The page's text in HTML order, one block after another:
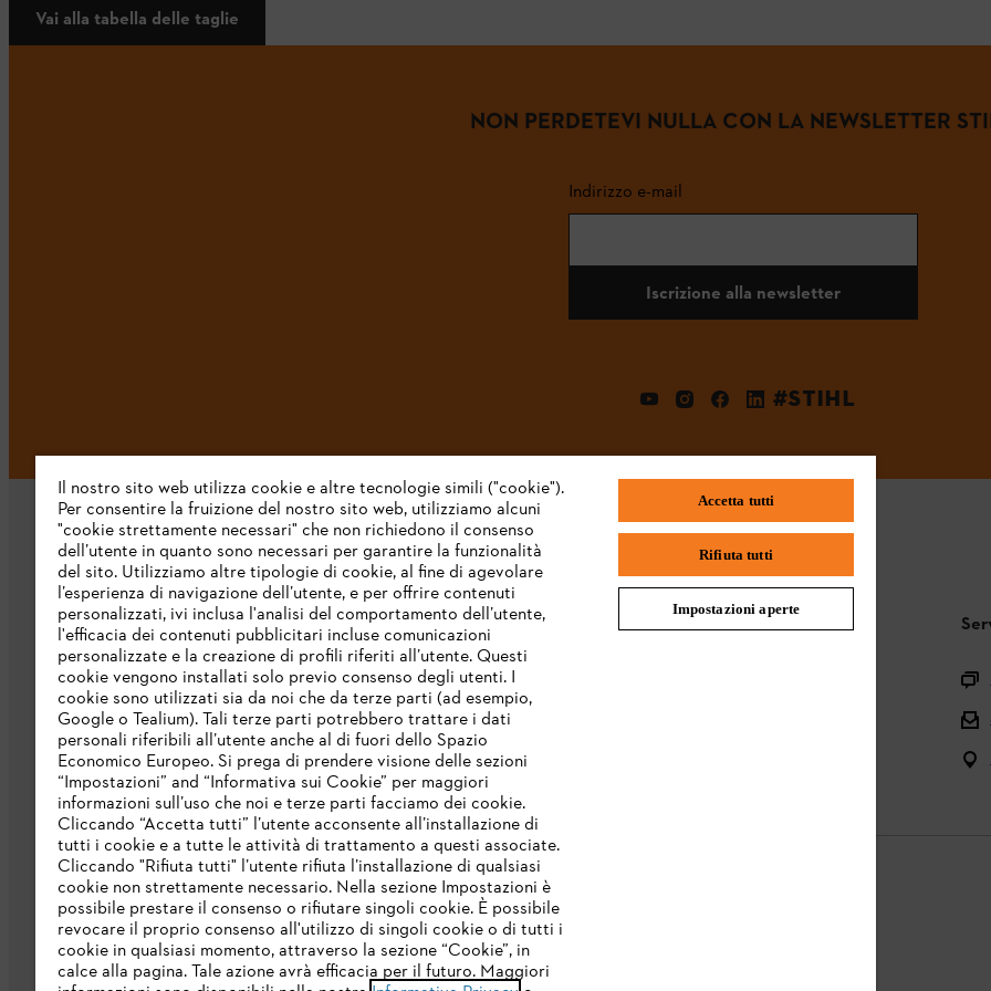
Vai alla tabella delle taglie
NON PERDETEVI NULLA CON LA NEWSLETTER
Indirizzo e-mail
Iscrizione alla newsletter
#STIHL
L’azienda
Chi siamo
Scarica il catalogo
STIHL Integrity Line
STIHL FAQ
Termini e condizioni generali Privacy policy Note legali
Il nostro sito web utilizza cookie e altre tecnologie simili ("cookie").
Per consentire la fruizione del nostro sito web, utilizziamo alcuni
"cookie strettamente necessari" che non richiedono il consenso
dell’utente in quanto sono necessari per garantire la funzionalità
del sito. Utilizziamo altre tipologie di cookie, al fine di agevolare
l’esperienza di navigazione dell’utente, e per offrire contenuti
personalizzati, ivi inclusa l'analisi del comportamento dell’utente,
l'efficacia dei contenuti pubblicitari incluse comunicazioni
personalizzate e la creazione di profili riferiti all’utente. Questi
cookie vengono installati solo previo consenso degli utenti. I
cookie sono utilizzati sia da noi che da terze parti (ad esempio,
Google o Tealium). Tali terze parti potrebbero trattare i dati
personali riferibili all’utente anche al di fuori dello Spazio
Economico Europeo. Si prega di prendere visione delle sezioni
“Impostazioni” and “Informativa sui Cookie” per maggiori
informazioni sull’uso che noi e terze parti facciamo dei cookie.
Cliccando “Accetta tutti” l’utente acconsente all’installazione di
tutti i cookie e a tutte le attività di trattamento a questi associate.
Cliccando "Rifiuta tutti" l’utente rifiuta l’installazione di qualsiasi
cookie non strettamente necessario. Nella sezione Impostazioni è
possibile prestare il consenso o rifiutare singoli cookie. È possibile
revocare il proprio consenso all'utilizzo di singoli cookie o di tutti i
cookie in qualsiasi momento, attraverso la sezione “Cookie”, in
calce alla pagina. Tale azione avrà efficacia per il futuro. Maggiori
Accetta tutti
Rifiuta tutti
Impostazioni aperte